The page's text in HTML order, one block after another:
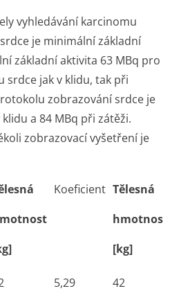
vyhledávání karcinomu
je minimální základní
základní aktivita 63 MBq pro
srdce jak v klidu, tak při
zobrazování srdce je
a 84 MBq při zátěži.
zobrazovací vyšetření je
Koeficient Tělesná
hmotnost
[kg]
5,29 42